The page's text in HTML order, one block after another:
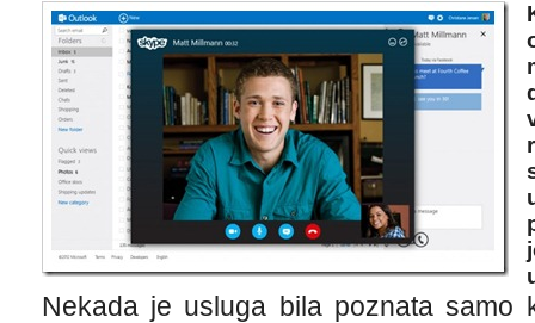
Nekada je usluga bila poznata samo